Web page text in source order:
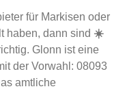
für Markisen oder
haben, dann sind ☀️
Glonn ist eine
der Vorwahl: 08093
amtliche